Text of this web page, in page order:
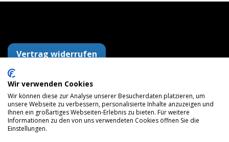
Vertrag widerrufen
AGB Datenschutzerklärung Impressum
Versandkosten Widerrufsrecht Zahlungsarten
Maps
Wir verwenden Cookies
Wir können diese zur Analyse unserer Besucherdaten platzieren, um
unsere Webseite zu verbessern, personalisierte Inhalte anzuzeigen und
Ihnen ein großartiges Webseiten-Erlebnis zu bieten. Für weitere
Informationen zu den von uns verwendeten Cookies öffnen Sie die
Einstellungen.